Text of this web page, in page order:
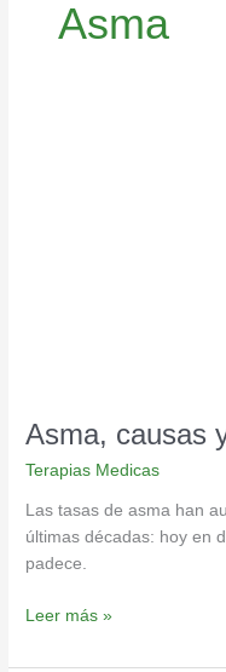
Asma
Asma, causas
Terapias Medicas
Las tasas de asma han
últimas décadas: hoy en
padece.
Leer más »